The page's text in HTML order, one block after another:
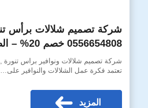
شركة تصميم شلالات برأس
0556654808 خصم 20% – الصفوة
شركة تصميم شلالات ونوافير براس تنورة
تعتمد فكرة عمل الشلالات والنوافير على…
المزيد